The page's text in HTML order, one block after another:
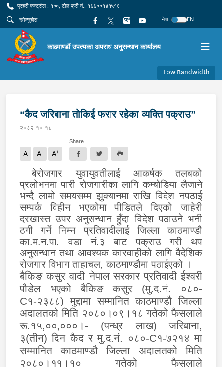
प्रहरी कन्ट्रोल : १००, टोल फ्री नं.: १६६००१४१५१६
नेपा
EN
काठमाण्डौं उपत्यका अपराध अनुसन्धान कार्यालय
Low Bandwidth
“कैद जरिबाना तोकिई फरार रहेका व्यक्ति पक्राउ”
२०८२-१०-१८
A A- A+
Share
बेरोजगार युवायुवतीलाई आकर्षक तलबको
प्रलोभनमा पारी रोजगारीका लागि कम्बोडिया लैजाने
भन्दै लामो समयसम्म झुक्यानमा राखि विदेश नपठाई
सम्पर्क विहीन भएकोमा पीडितले दिएको जाहेरी
दरखास्त उपर अनुसन्धान हुँदा विदेश पठाउने भनी
ठगी गर्ने निम्न प्रतिवादीलाई जिल्ला काठमाण्डौ
का.म.न.पा. वडा नं.३ बाट पक्राउ गरी थप
अनुसन्धान तथा आवश्यक कारवाहीको लागि वैदेशिक
रोजगार विभाग ताहाचल, काठमाण्डौमा पठाईएको ।
बैकिङ कसुर वादी नेपाल सरकार प्रतिवादी ईश्वरी
पौडेल भएको बैकिङ कसुर (मु.द.नं. ०८०-
C१-२३८८) मुद्दामा सम्मानित काठमाण्डौ जिल्ला
अदालतको मिति २०८०।०९।१८ गतेको फैसलाले
रू.१५,००,०००।- (पन्ध्र लाख) जरिबाना,
३(तीन) दिन कैद र मु.द.नं. ०८०-C१-७२१४ मा
सम्मानित काठमाण्डौ जिल्ला अदालतको मिति
२०८०।११।१० गतेको फैसलाले